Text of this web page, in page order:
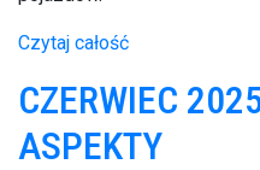
Czytaj całość
CZERWIEC
ASPEKTY